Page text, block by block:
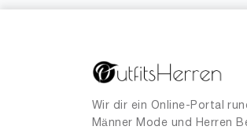
Wir dir ein Online-Portal
Männer Mode und Herren